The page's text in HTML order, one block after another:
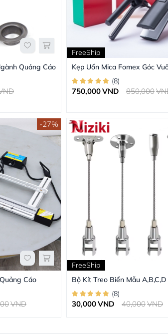
Quảng Cáo
FreeShip
Kẹp Uốn Mica Fomex Góc
(8)
750,000VND 850,000
-27%
Cáo
VND
FreeShip
Bộ Kít Treo Biển Mẫu A,B,C,D
(8)
30,000VND 40,000VND